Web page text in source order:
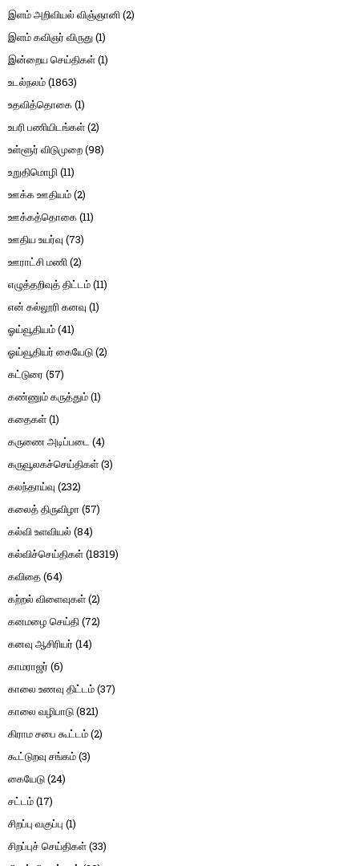
இளம் அறிவியல் விஞ்ஞானி(2)
இளம் கவிஞர் விருது(1)
இன்றைய செய்திகள்(1)
உடல்நலம்(1863)
உதவித்தொகை(1)
உபரி பணியிடங்கள்(2)
உள்ளூர் விடுமுறை(98)
உறுதிமொழி(11)
ஊக்க ஊதியம்(2)
ஊக்கத்தொகை(11)
ஊதிய உயர்வு (73)
ஊராட்சி மணி(2)
எழுத்தறிவுத் திட்டம்(11)
என் கல்லூரி கனவு (1)
ஓய்வூதியம்(41)
ஓய்வூதியர் கையேடு(2)
கட்டுரை (57)
கண்ணும் கருத்தும்(1)
கதைகள்(1)
கருணை அடிப்படை (4)
கருவூலகச்செய்திகள்(3)
கலந்தாய்வு (232)
கலைத் திருவிழா (57)
கல்வி உளவியல் (84)
கல்விச்செய்திகள்(18319)
கவிதை(64)
கற்றல் விளைவுகள்(2)
கனமழை செய்தி(72)
கனவு ஆசிரியர் (14)
காமராஜர் (6)
காலை உணவு திட்டம்(37)
காலை வழிபாடு(821)
கிராம சபை கூட்டம்(2)
கூட்டுறவு சங்கம்(3)
கையேடு(24)
சட்டம்(17)
சிறப்பு வகுப்பு (1)
சிறப்புச் செய்திகள்(33)